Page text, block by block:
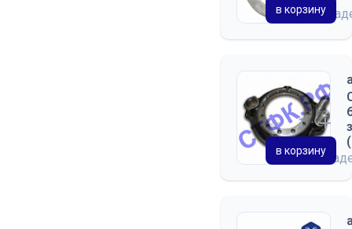
на
в корзину
на
в корзину